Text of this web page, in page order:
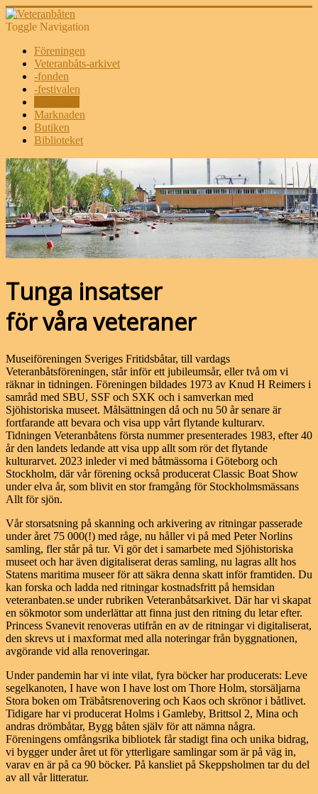
Toggle Navigation
Föreningen
Veteranbåts-arkivet
-fonden
-festivalen
Marknaden
Butiken
Biblioteket
Tunga insatser
för våra veteraner
Museiföreningen Sveriges Fritidsbåtar, till vardags
Veteranbåtsföreningen, står inför ett jubileumsår, eller två om vi
räknar in tidningen. Föreningen bildades 1973 av Knud H Reimers i
samråd med SBU, SSF och SXK och i samverkan med
Sjöhistoriska museet. Målsättningen då och nu 50 år senare är
fortfarande att bevara och visa upp vårt flytande kulturarv.
Tidningen Veteranbåtens första nummer presenterades 1983, efter 40
år den landets ledande att visa upp allt som rör det flytande
kulturarvet. 2023 inleder vi med båtmässorna i Göteborg och
Stockholm, där vår förening också producerat Classic Boat Show
under elva år, som blivit en stor framgång för Stockholmsmässans
Allt för sjön.
Vår storsatsning på skanning och arkivering av ritningar passerade
under året 75 000(!) med råge, nu håller vi på med Peter Norlins
samling, fler står på tur. Vi gör det i samarbete med Sjöhistoriska
museet och har även digitaliserat deras samling, nu lagras allt hos
Statens maritima museer för att säkra denna skatt inför framtiden. Du
kan forska och ladda ned ritningar kostnadsfritt på hemsidan
veteranbaten.se under rubriken Veteranbåtsarkivet. Där har vi skapat
en sökmotor som underlättar att finna just den ritning du letar efter.
Princess Svanevit renoveras utifrån en av de ritningar vi digitaliserat,
den skrevs ut i maxformat med alla noteringar från byggnationen,
avgörande vid alla renoveringar.
Under pandemin har vi inte vilat, fyra böcker har producerats: Leve
segelkanoten, I have won I have lost om Thore Holm, storsäljarna
Stora boken om Träbåtsrenovering och Kaos och skrönor i båtlivet.
Tidigare har vi producerat Holms i Gamleby, Brittsol 2, Mina och
andras drömbåtar, Bygg båten själv för att nämna några.
Föreningens omfångsrika bibliotek får stadigt fina och unika bidrag,
vi bygger under året ut för ytterligare samlingar som är på väg in,
varav en är på ca 90 böcker. På kansliet på Skeppsholmen tar du del
av all vår litteratur.